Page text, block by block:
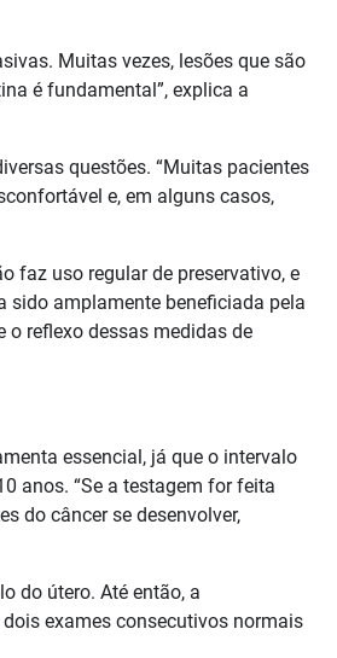
Muitas vezes, lesões que são
é fundamental”, explica a
questões. “Muitas pacientes
e, em alguns casos,
faz uso regular de preservativo, e
sido amplamente beneficiada pela
o reflexo dessas medidas de
essencial, já que o intervalo
anos. “Se a testagem for feita
do câncer se desenvolver,
do útero. Até então, a
exames consecutivos normais